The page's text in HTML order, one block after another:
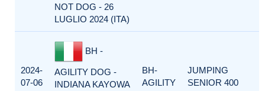
NOT DOG - 26
LUGLIO 2024 (ITA)
2024-
07-06
BH -
AGILITY DOG -
INDIANA KAYOWA
BH-
AGILITY
JUMPING
SENIOR 400